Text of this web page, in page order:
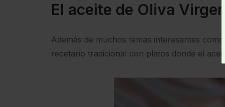
El aceite de Oliva
Además de muchos temas interesantes
recetario tradicional con platos donde el